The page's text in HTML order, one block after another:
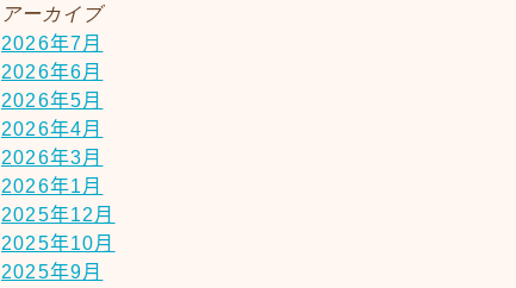
アーカイブ
2026年7月
2026年6月
2026年5月
2026年4月
2026年3月
2026年1月
2025年12月
2025年10月
2025年9月